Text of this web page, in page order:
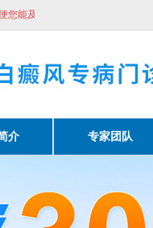
及时看诊请提前网络预约。
介 专家团队